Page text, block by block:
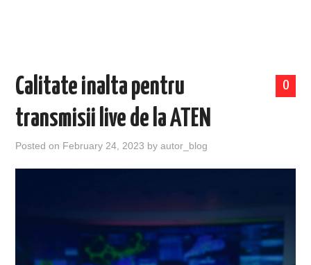
0
Calitate inalta pentru
transmisii live de la ATEN
Posted on February 24, 2023 byautor_blog